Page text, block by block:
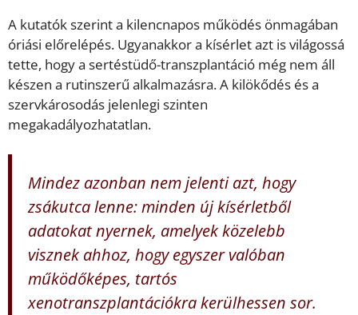
A kutatók szerint a kilencnapos működés önmagában
óriási előrelépés. Ugyanakkor a kísérlet azt is világossá
tette, hogy a sertéstüdő-transzplantáció még nem áll
készen a rutinszerű alkalmazásra. A kilökődés és a
szervkárosodás jelenlegi szinten
megakadályozhatatlan.
Mindez azonban nem jelenti azt, hogy
zsákutca lenne: minden új kísérletből
adatokat nyernek, amelyek közelebb
visznek ahhoz, hogy egyszer valóban
működőképes, tartós
xenotranszplantációkra kerülhessen sor.